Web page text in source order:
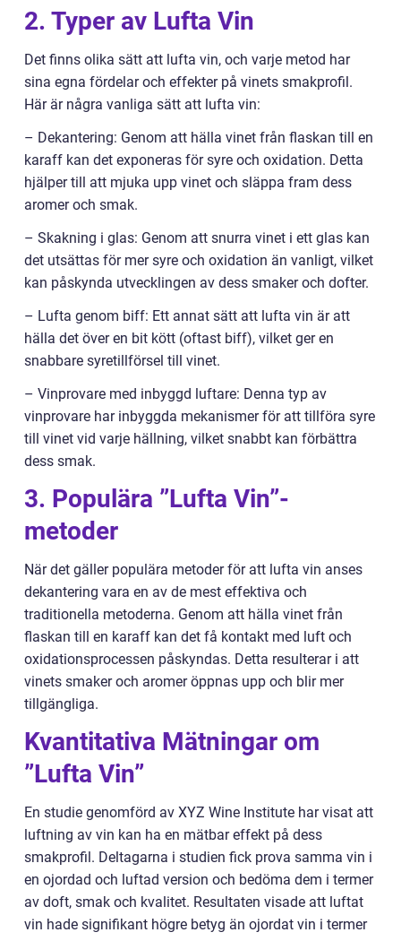
2. Typer av Lufta Vin
Det finns olika sätt att lufta vin, och varje metod har
sina egna fördelar och effekter på vinets smakprofil.
Här är några vanliga sätt att lufta vin:
– Dekantering: Genom att hälla vinet från flaskan till en
karaff kan det exponeras för syre och oxidation. Detta
hjälper till att mjuka upp vinet och släppa fram dess
aromer och smak.
– Skakning i glas: Genom att snurra vinet i ett glas kan
det utsättas för mer syre och oxidation än vanligt, vilket
kan påskynda utvecklingen av dess smaker och dofter.
– Lufta genom biff: Ett annat sätt att lufta vin är att
hälla det över en bit kött (oftast biff), vilket ger en
snabbare syretillförsel till vinet.
– Vinprovare med inbyggd luftare: Denna typ av
vinprovare har inbyggda mekanismer för att tillföra syre
till vinet vid varje hällning, vilket snabbt kan förbättra
dess smak.
3. Populära ”Lufta Vin”-
metoder
När det gäller populära metoder för att lufta vin anses
dekantering vara en av de mest effektiva och
traditionella metoderna. Genom att hälla vinet från
flaskan till en karaff kan det få kontakt med luft och
oxidationsprocessen påskyndas. Detta resulterar i att
vinets smaker och aromer öppnas upp och blir mer
tillgängliga.
Kvantitativa Mätningar om
”Lufta Vin”
En studie genomförd av XYZ Wine Institute har visat att
luftning av vin kan ha en mätbar effekt på dess
smakprofil. Deltagarna i studien fick prova samma vin i
en ojordad och luftad version och bedöma dem i termer
av doft, smak och kvalitet. Resultaten visade att luftat
vin hade signifikant högre betyg än ojordat vin i termer